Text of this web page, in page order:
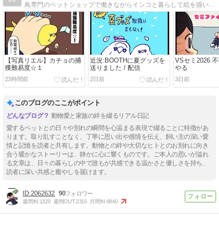
【写真リエル】カチョの捕
獲難易度☆１
23時間前
近況:BOOTHに夏グッズを
送りました / 配信
2日前
VSセミ2026
やる
3日前
このブログのここがポイント
動物愛と家族の絆を綴るリアル日記
愛するペットとの日々や別れの瞬間を心温まる表現で綴ることに特徴があ
ります。取り乱すことなく、丁寧に思い出や感情を伝え、飼い主の深い愛
情と記憶を読者と共有します。動物との絆や大切なヒトとのお別れに向き
合う暖かなストーリーは、静かに心に響くものです。ご本人の思いが溢れ
る文章は、日々の暮らしの中で誰もが共感できる温かさと優しさを持ち、
読者に深い共感と癒やしを届けます。
2062632 90
週間IN:1320 週間OUT:2315 月間IN:6840